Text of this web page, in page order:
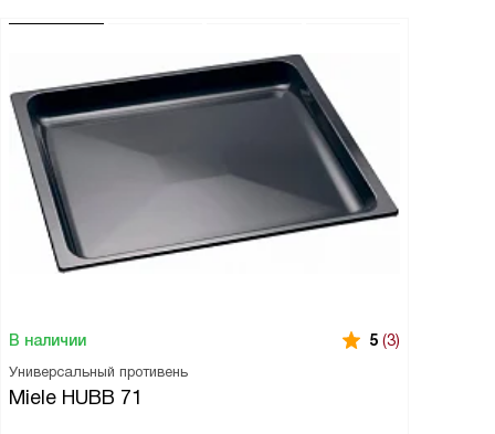
В наличии 5 (3)
Универсальный противень
Miele HUBB 71